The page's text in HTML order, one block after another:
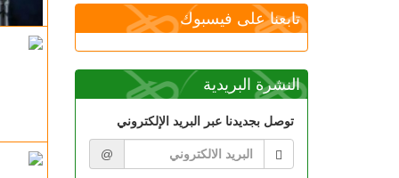
طنجة وبرشلونة
الخميس 06 غشت | 23:12
مصدر دبلوماسي: إعادة القاصرين غير
المرفوقين مسألة مبدأ قائمة على التعليمات
الملكية
رسمياً “أمان” و”مدار” في شوارع طنجة..
تكنولوجيا مغربية متقدمة في خدمة الأمن
الخميس 06 غشت | 21:01
تابعنا على فيسبوك
النشرة البريدية
توصل بجديدنا عبر البريد الإلكتروني
@